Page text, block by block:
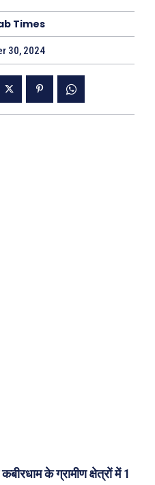
Times
30, 2024
के ग्रामीण क्षेत्रों में 1